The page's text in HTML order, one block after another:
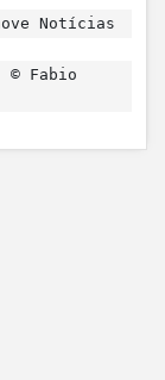
Notícias
© Fabio